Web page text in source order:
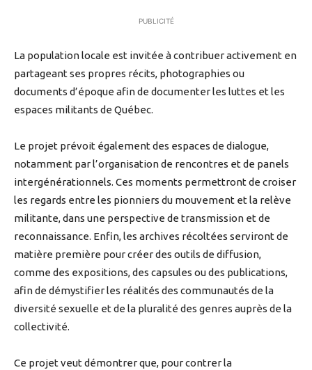
PUBLICITÉ
La population locale est invitée à contribuer activement en
partageant ses propres récits, photographies ou
documents d’époque afin de documenter les luttes et les
espaces militants de Québec.
Le projet prévoit également des espaces de dialogue,
notamment par l’organisation de rencontres et de panels
intergénérationnels. Ces moments permettront de croiser
les regards entre les pionniers du mouvement et la relève
militante, dans une perspective de transmission et de
reconnaissance. Enfin, les archives récoltées serviront de
matière première pour créer des outils de diffusion,
comme des expositions, des capsules ou des publications,
afin de démystifier les réalités des communautés de la
diversité sexuelle et de la pluralité des genres auprès de la
collectivité.
Ce projet veut démontrer que, pour contrer la